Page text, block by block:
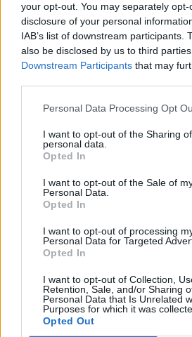
your opt-out. You may separately
disclosure of your personal
IAB’s list of downstream participants.
also be disclosed by us to third
Downstream Participants that may
Personal Data Processing Opt
I want to opt-out of the Sharing
personal data.
Opted In
I want to opt-out of the Sale of
Personal Data.
Opted In
I want to opt-out of processing
Personal Data for Targeted
Opted In
I want to opt-out of Collection,
Retention, Sale, and/or Sharing
Personal Data that Is Unrelated
Purposes for which it was
Opted Out
2026. augusztus 06., csütörtök
Elvégezték az első
robotasszisztált